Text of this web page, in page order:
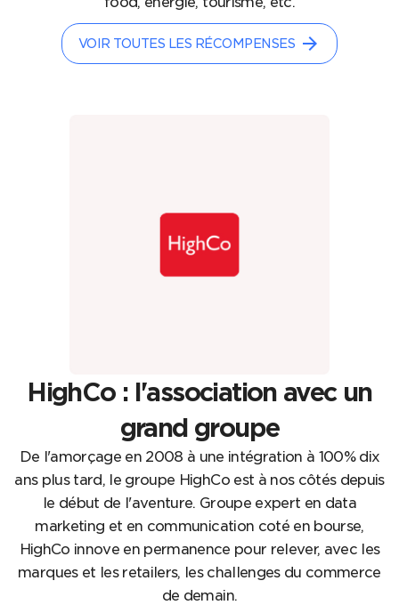
VOIR TOUTES LES RÉCOMPENSES arrow_forward
HighCo : l'association avec un
grand groupe
De l'amorçage en 2008 à une intégration à 100% dix
ans plus tard, le groupe HighCo est à nos côtés depuis
le début de l'aventure. Groupe expert en data
marketing et en communication coté en bourse,
HighCo innove en permanence pour relever, avec les
marques et les retailers, les challenges du commerce
de demain.